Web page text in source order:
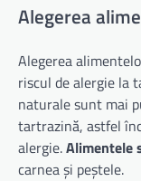
Alegerea
Alegerea
riscul de alergie la
naturale sunt mai
tartrazină, astfel
alergie.Alimentele
carnea și peștele.